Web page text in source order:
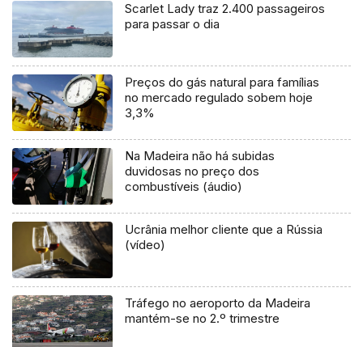
Scarlet Lady traz 2.400 passageiros
para passar o dia
Preços do gás natural para famílias
no mercado regulado sobem hoje
3,3%
Na Madeira não há subidas
duvidosas no preço dos
combustíveis (áudio)
Ucrânia melhor cliente que a Rússia
(vídeo)
Tráfego no aeroporto da Madeira
mantém-se no 2.º trimestre